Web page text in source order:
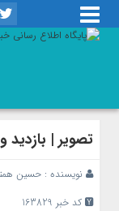
تصویر | بازدید
نویسنده : حسین
کد خبر 163829